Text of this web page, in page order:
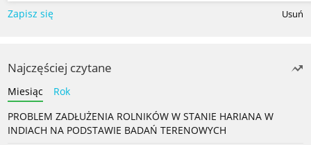
Zapisz się Usuń
Najczęściej czytane
Miesiąc
Rok
PROBLEM ZADŁUŻENIA ROLNIKÓW W STANIE HARIANA W
INDIACH NA PODSTAWIE BADAŃ TERENOWYCH